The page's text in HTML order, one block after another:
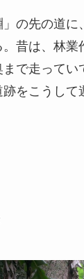
」の先の道
昔は、林業
で走ってい
をこうして